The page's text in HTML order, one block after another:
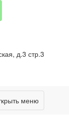
д.3 стр.3
меню